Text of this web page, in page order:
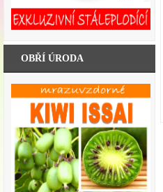
OBŘÍ ÚRODA